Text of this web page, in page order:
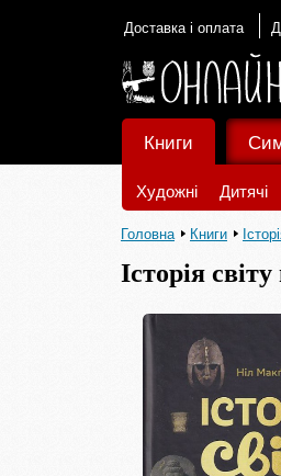
Доставка і оплата
Книги
Художні Дитячі
Головна Книги
Історія